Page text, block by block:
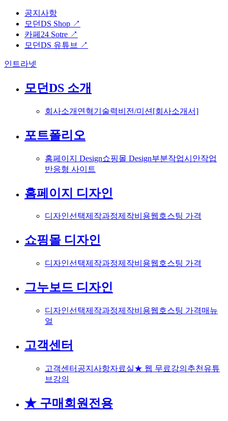
공지사항
모던DS Shop ↗
카페24 Sotre ↗
모던DS 유튜브 ↗
인트라넷
모던DS 소개
회사소개 연혁기술력비전/미션 [회사소개서]
포트폴리오
홈페이지 Design쇼핑몰 Design부분작업시안작업
반응형 사이트
홈페이지 디자인
디자인선택제작과정제작비용웹호스팅 가격
쇼핑몰 디자인
디자인선택제작과정제작비용웹호스팅 가격
그누보드 디자인
디자인선택제작과정제작비용웹호스팅 가격매뉴
얼
고객센터
고객센터 공지사항자료실★ 웹 무료강의 추천유튜
브강의
★ 구매회원전용